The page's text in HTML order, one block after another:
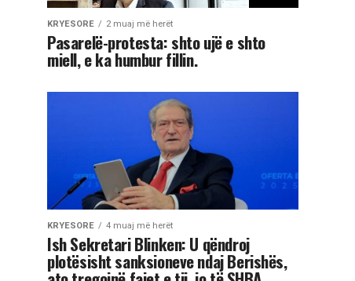
KRYESORE 2 muaj më herët
Pasarelë-protesta: shto ujë e shto
miell, e ka humbur fillin.
KRYESORE 4 muaj më herët
Ish Sekretari Blinken: U qëndroj
plotësisht sanksioneve ndaj Berishës,